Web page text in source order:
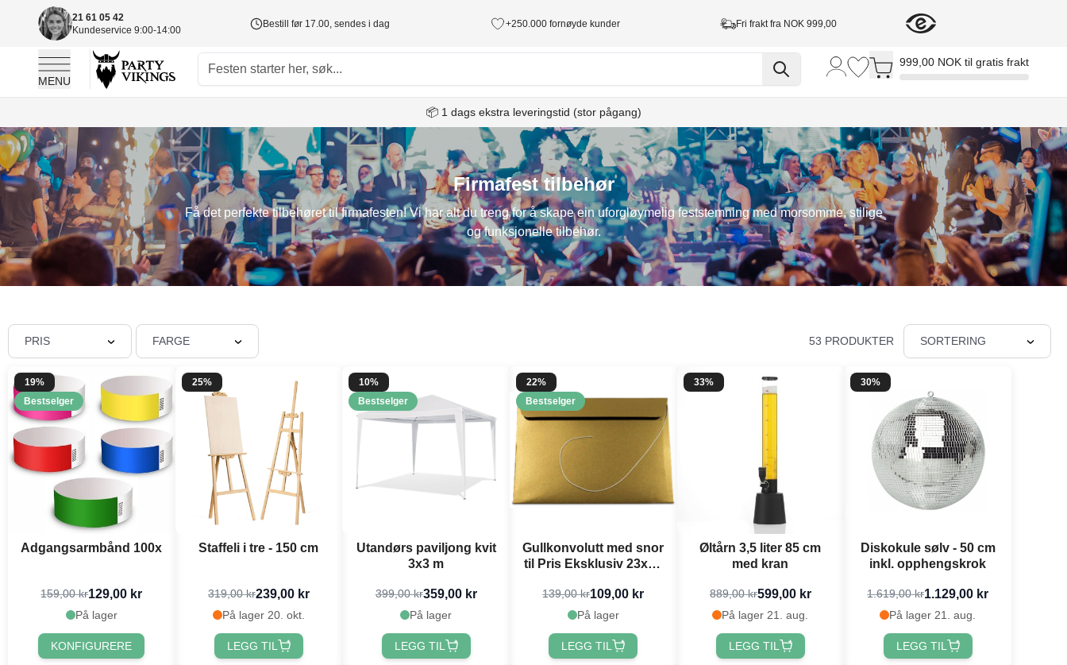
21 61 05 42
Kundeservice 9:00-14:00
Bestill før 17.00, sendes i dag +250.000 fornøyde kunder Fri frakt fra NOK 999,00
MENU
Toggle minicart, Cart is empty
999,00 NOK til gratis frakt
📦 1 dags ekstra leveringstid (stor pågang)
Firmafest tilbehør
Få det perfekte tilbehøret til firmafesten! Vi har alt du treng for å skape ein uforgløymelig feststemning med morsomme, stilige
og funksjonelle tilbehør.
PRIS FARGE 53 PRODUKTER SORTERING
19%
Bestselger
Adgangsarmbånd 100x
159,00 kr129,00 kr
På lager
KONFIGURERE
25%
Staffeli i tre - 150 cm
319,00 kr239,00 kr
På lager 20. okt.
LEGG TIL
10%
Bestselger
Utandørs paviljong kvit
3x3 m
399,00 kr359,00 kr
På lager
LEGG TIL
22%
Bestselger
Gullkonvolutt med snor
til Pris Eksklusiv 23x16
139,00 kr109,00 kr
På lager
LEGG TIL
33%
Øltårn 3,5 liter 85 cm
med kran
889,00 kr599,00 kr
På lager 21. aug.
LEGG TIL
30%
Diskokule sølv - 50 cm
inkl. opphengskrok
1.619,00 kr1.129,00 kr
På lager 21. aug.
LEGG TIL